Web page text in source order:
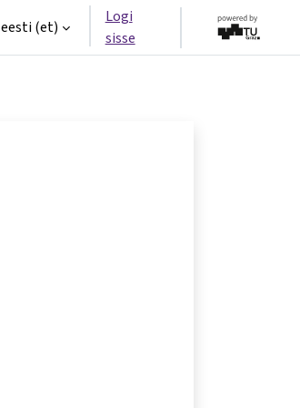
eesti ‎(et)‎
Logi
sisse